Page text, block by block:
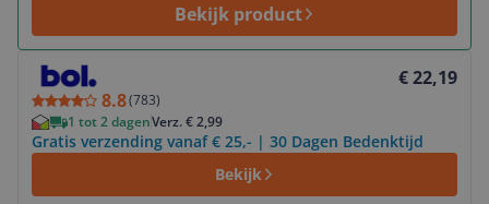
Bekijk product
8.8(783)
€ 22,19
1 tot 2 dagenVerz. € 2,99
Gratis verzending vanaf € 25,- | 30 Dagen Bedenktijd
Bekijk
Bekijk product